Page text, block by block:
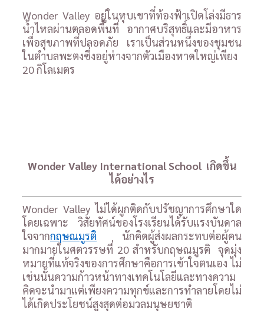
Wonder Valley อยู่ในหุบเขาที่ท้องฟ้าเปิดโล่งมีธาร
น้ำไหลผ่านตลอดพื้นที่ อากาศบริสุทธิ์และมีอาหาร
เพื่อสุขภาพที่ปลอดภัย เราเป็นส่วนหนึ่งของชุมชน
ในตำบลพะตงซึ่งอยู่ห่างจากตัวเมืองหาดใหญ่เพียง
20 กิโลเมตร
Wonder Valley International School เกิดขึ้น
ได้อย่างไร
Wonder Valley ไม่ได้ผูกติดกับปรัชญาการศึกษาใด
โดยเฉพาะ วิสัยทัศน์ของโรงเรียนได้รับแรงบันดาล
ใจจากกฤษณมูรติ นักคิดผู้ส่งผลกระทบต่อผู้คน
มากมายในศตวรรษที่ 20 สำหรับกฤษณมูรติ จุดมุ่ง
หมายที่แท้จริงของการศึกษาคือการเข้าใจตนเอง ไม่
เช่นนั้นความก้าวหน้าทางเทคโนโลยีและทางความ
คิดจะนำมาแต่เพียงความทุกข์และการทำลายโดยไม่
ได้เกิดประโยชน์สูงสุดต่อมวลมนุษยชาติ